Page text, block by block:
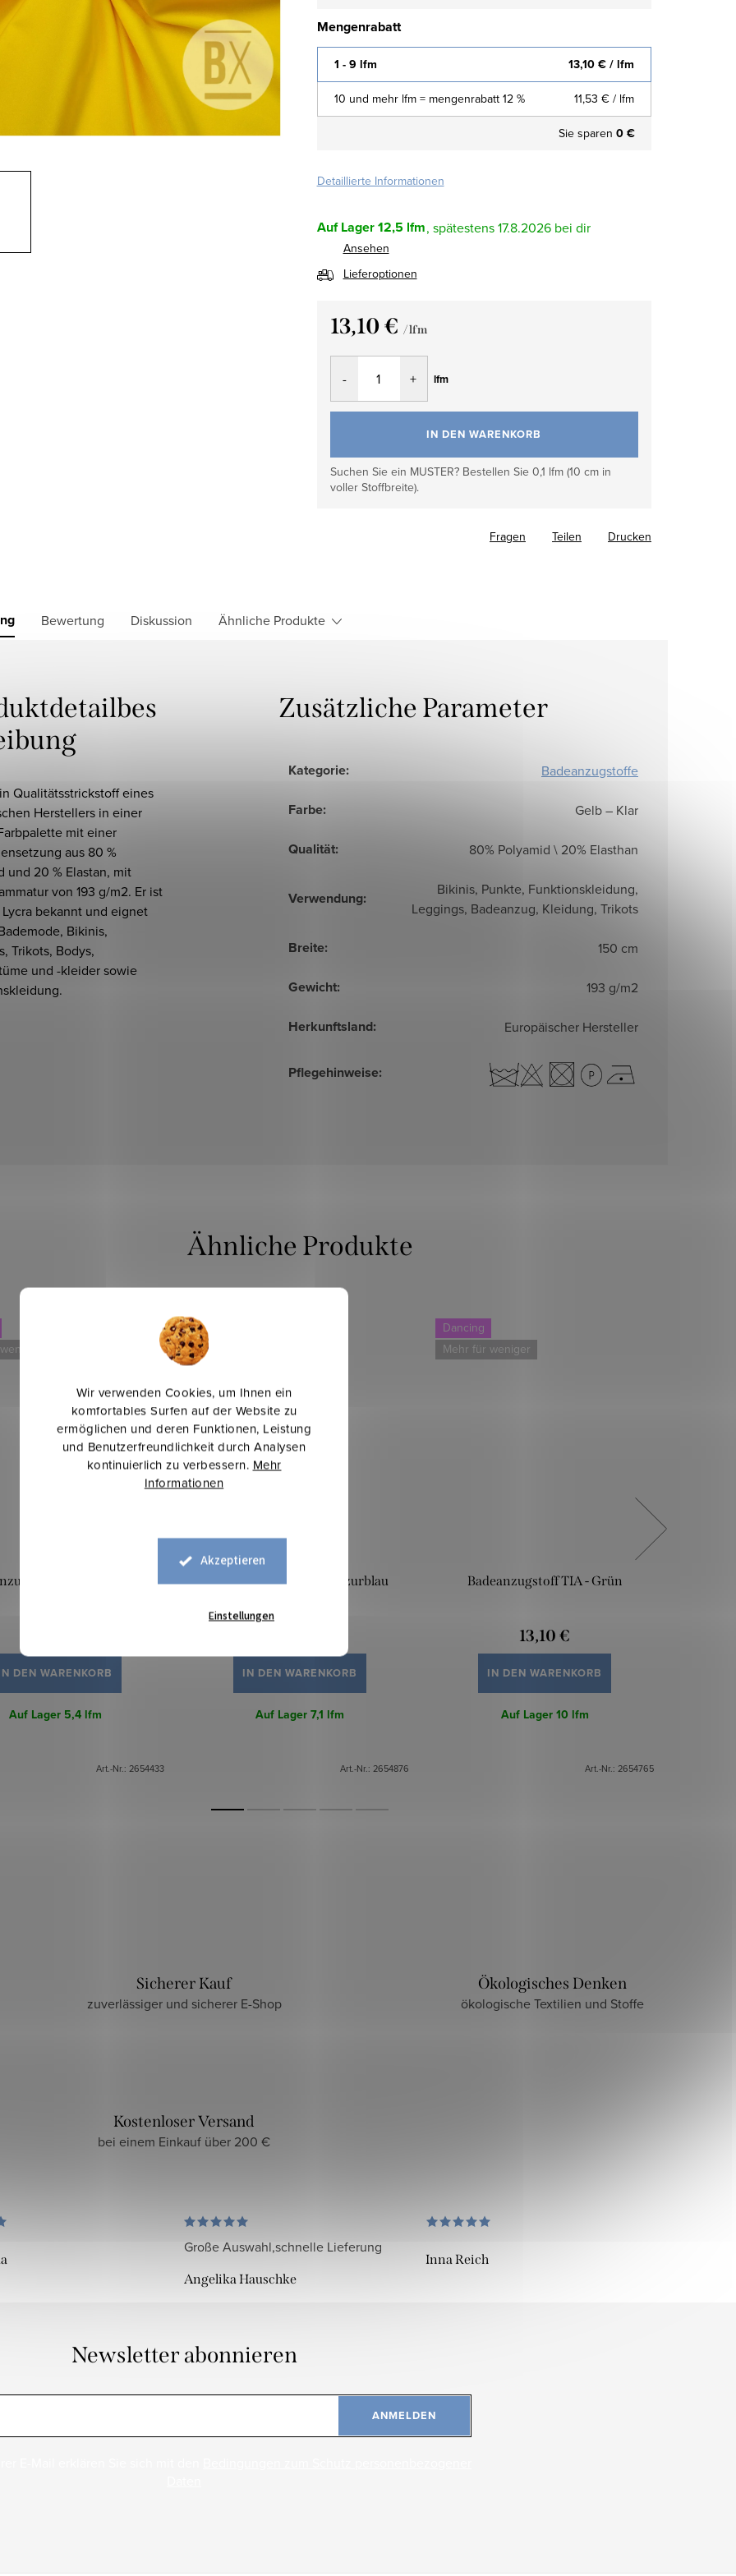
Wir verwenden Cookies, um Ihnen ein
komfortables Surfen auf der Website zu
ermöglichen und deren Funktionen, Leistung
und Benutzerfreundlichkeit durch Analysen
kontinuierlich zu verbessern. Mehr
Informationen
Akzeptieren
Einstellungen
Mengenrabatt
1 - 9 lfm 13,10 € / lfm
10 und mehr lfm = mengenrabatt 12 % 11,53 € / lfm
Sie sparen 0 €
Detaillierte Informationen
Auf Lager12,5 lfm 17.8.2026
Ansehen
Lieferoptionen
13,10 € / lfm
Verkaufspreis:
lfm
IN DEN WARENKORB
Suchen Sie ein MUSTER? Bestellen Sie 0,1 lfm (10 cm in
voller Stoffbreite).
Drucken
Fragen Teilen
Bewertung Diskussion Ähnliche Produkte
Qualitätsstrickstoff eines
Herstellers in einer
mit einer
aus 80 %
und 20 % Elastan, mit
von 193 g/m2. Er ist
bekannt und eignet
Bikinis,
Trikots, Bodys,
und -kleider sowie
Zusätzliche Parameter
Kategorie: Badeanzugstoffe
Farbe: Gelb – Klar
Qualität: 80% Polyamid \ 20% Elasthan
Verwendung:
Bikinis, Punkte, Funktionskleidung,
Leggings, Badeanzug, Kleidung, Trikots
Breite: 150 cm
Gewicht: 193 g/m2
Herkunftsland: Europäischer Hersteller
Pflegehinweise:
TIA - Helles Lila
DEN WARENKORB
Auf Lager 5,4 lfm
Art.-Nr.: 2654433
Dancing
Mehr für weniger
Badeanzugstoff TIA - Azurblau
IN DEN WARENKORB
Auf Lager 7,1 lfm
Art.-Nr.: 2654876
Dancing
Mehr für weniger
Badeanzugstoff TIA - Grün
13,10 €
IN DEN WARENKORB
Auf Lager 10 lfm
Art.-Nr.: 2654765
Sicherer Kauf
zuverlässiger und sicherer E-Shop
Ökologisches Denken
ökologische Textilien und Stoffe
Kostenloser Versand
bei einem Einkauf über 200 €
Große Auswahl,schnelle Lieferung
Angelika Hauschke
Inna Reich
Newsletter abonnieren
ANMELDEN